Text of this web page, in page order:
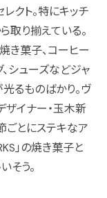
クト。特にキッチ
取り揃えている。
き菓子、コーヒー
シューズなどジャ
るものばかり。ヴ
ザイナー・玉木新
ごとにステキなア
」の焼き菓子と
そう。